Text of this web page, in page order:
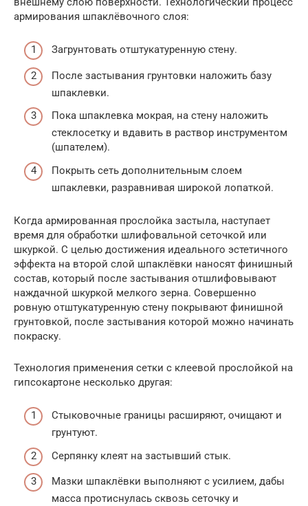
армирования шпаклёвочного слоя:
Загрунтовать отштукатуренную стену.
После застывания грунтовки наложить базу
шпаклевки.
Пока шпаклевка мокрая, на стену наложить
стеклосетку и вдавить в раствор инструментом
(шпателем).
Покрыть сеть дополнительным слоем
шпаклевки, разравнивая широкой лопаткой.
Когда армированная прослойка застыла, наступает
время для обработки шлифовальной сеточкой или
шкуркой. С целью достижения идеального эстетичного
эффекта на второй слой шпаклёвки наносят финишный
состав, который после застывания отшлифовывают
наждачной шкуркой мелкого зерна. Совершенно
ровную отштукатуренную стену покрывают финишной
грунтовкой, после застывания которой можно начинать
покраску.
Технология применения сетки с клеевой прослойкой на
гипсокартоне несколько другая:
Стыковочные границы расширяют, очищают и
грунтуют.
Серпянку клеят на застывший стык.
Мазки шпаклёвки выполняют с усилием, дабы
масса протиснулась сквозь сеточку и